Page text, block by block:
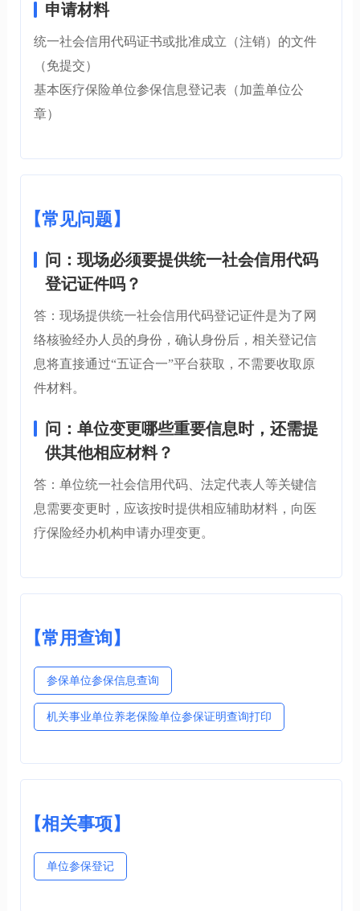
申请材料
统一社会信用代码证书或批准成立（注销）的文件
（免提交）
基本医疗保险单位参保信息登记表（加盖单位公
章）
【常见问题】
问：现场必须要提供统一社会信用代码
登记证件吗？
答：现场提供统一社会信用代码登记证件是为了网
络核验经办人员的身份，确认身份后，相关登记信
息将直接通过“五证合一”平台获取，不需要收取原
件材料。
问：单位变更哪些重要信息时，还需提
供其他相应材料？
答：单位统一社会信用代码、法定代表人等关键信
息需要变更时，应该按时提供相应辅助材料，向医
疗保险经办机构申请办理变更。
【常用查询】
参保单位参保信息查询
机关事业单位养老保险单位参保证明查询打印
【相关事项】
单位参保登记